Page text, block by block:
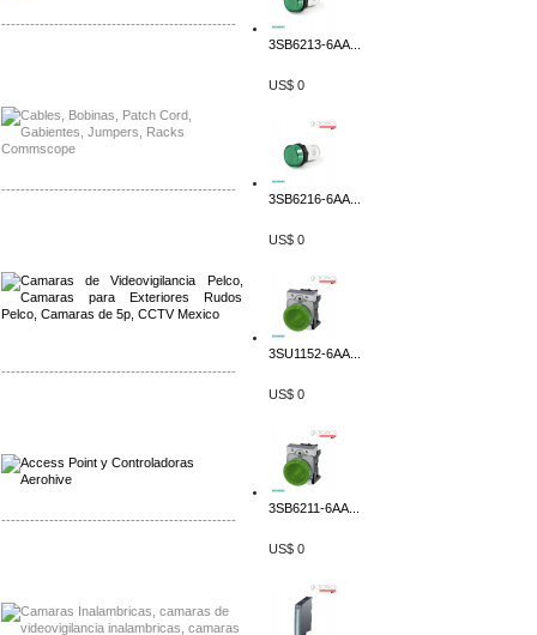
-------------------------------------------------
-------------------------------------------------
-------------------------------------------------
-------------------------------------------------
3SB6213-6AA...
US$ 0
3SB6216-6AA...
US$ 0
3SU1152-6AA...
US$ 0
3SB6211-6AA...
US$ 0